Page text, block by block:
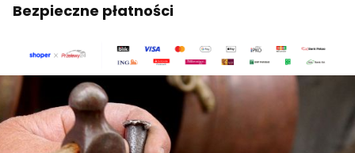
Bezpieczne płatności